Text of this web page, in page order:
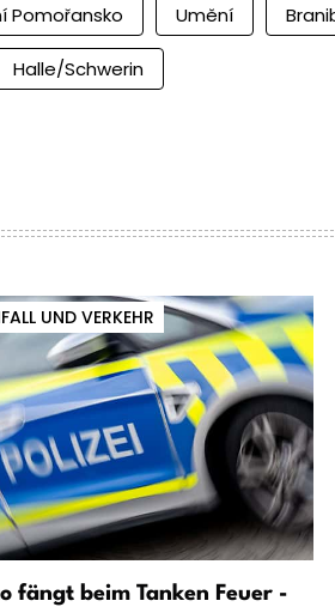
Pomořansko Umění
Halle/Schwerin
UND VERKEHR
fängt beim Tanken Feuer -